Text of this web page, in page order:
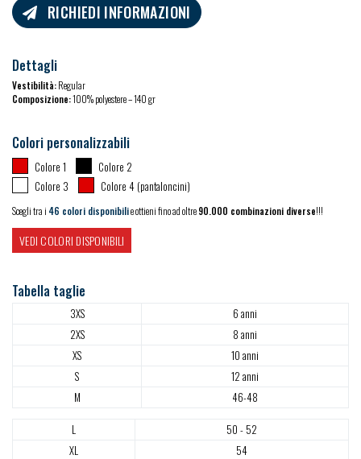
RICHIEDI INFORMAZIONI
Dettagli
Vestibilità:Regular
Composizione:100% polyestere – 140 gr
Colori personalizzabili
Colore 1
Colore 2
Colore 3
Colore 4 (pantaloncini)
Scegli tra i 46 colori disponibilie ottieni fino ad oltre90.000 combinazioni diverse!!!
VEDI COLORI DISPONIBILI
Tabella taglie
3XS
6 anni
2XS
8 anni
XS
10 anni
S
12 anni
M
46-48
L
50 - 52
XL
54